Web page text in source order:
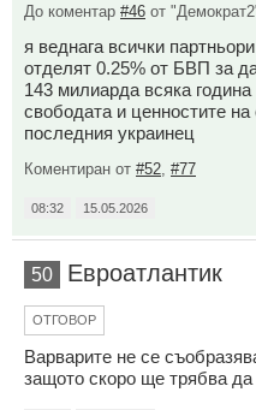
До коментар #46 от
я веднага всички
отделят 0.25% от БВП за
143 милиарда всяка
свободата и ценностите
последния украинец
Коментиран от #52, #77
08:32 15.05.2026
50 Евроатлантик
ОТГОВОР
Варварите не се
защото скоро ще трябва